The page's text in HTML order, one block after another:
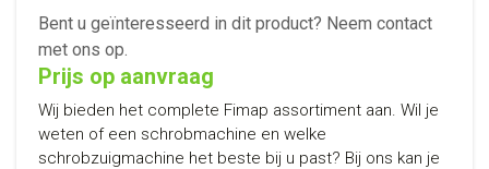
Bent u geïnteresseerd in dit product? Neem contact
met ons op.
Prijs op aanvraag
Wij bieden het complete Fimap assortiment aan. Wil je
weten of een schrobmachine en welke
schrobzuigmachine het beste bij u past? Bij ons kan je